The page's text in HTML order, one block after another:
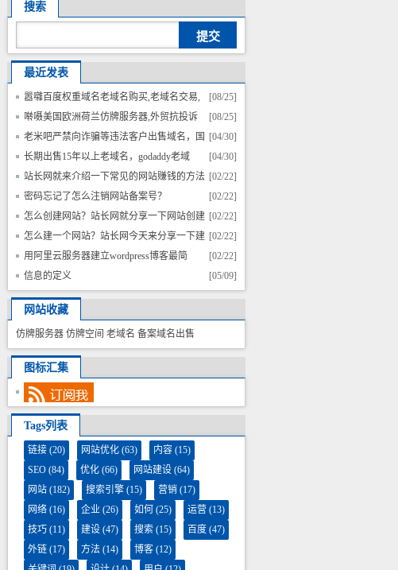
搜索
最近发表
[08/25]
嚣囃百度权重域名老域名购买,老域名交易,
老域名出售,已备案域名,高pr域名,百度搜狗收录域
名,外链反链域名
[08/25]
啭嗫美国欧洲荷兰仿牌服务器,外贸抗投诉
服务器,免投诉vps,防投诉主机空间仿牌vps推荐仿牌
空间主机国外
[04/30]
老米吧严禁向诈骗等违法客户出售域名，国
内在严打诈骗
[04/30]
长期出售15年以上老域名，godaddy老域
名，历史建站
[02/22]
站长网就来介绍一下常见的网站赚钱的方法
[02/22]
密码忘记了怎么注销网站备案号？
[02/22]
怎么创建网站？站长网就分享一下网站创建
教程
[02/22]
怎么建一个网站？站长网今天来分享一下建
站教程
[02/22]
用阿里云服务器建立wordpress博客最简
单、最快速的方法
[05/09]
信息的定义
网站收藏
仿牌服务器 仿牌空间 老域名 备案域名出售
图标汇集
Tags列表
链接 (20) 网站优化 (63) 内容 (15)
SEO (84) 优化 (66) 网站建设 (64)
网站 (182) 搜索引擎 (15) 营销 (17)
网络 (16) 企业 (26) 如何 (25) 运营 (13)
技巧 (11) 建设 (47) 搜索 (15) 百度 (47)
外链 (17) 方法 (14) 博客 (12)